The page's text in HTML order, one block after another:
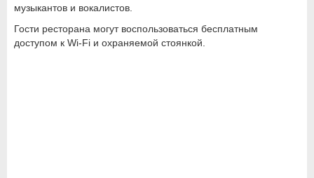
музыкантов и вокалистов.
Гости ресторана могут воспользоваться бесплатным
доступом к Wi-Fi и охраняемой стоянкой.